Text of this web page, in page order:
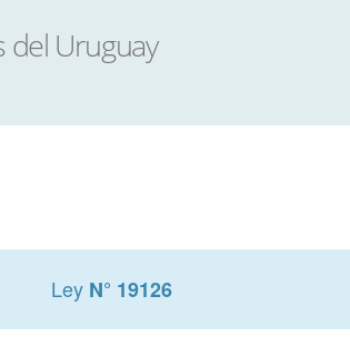
Ley N° 19126